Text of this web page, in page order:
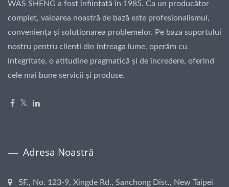
WAS SHENG a fost înființată în 1985. Ca un producător
complet, valoarea noastră de bază este profesionalismul,
conveniența și soluționarea problemelor. Pe baza suportului
nostru pentru clienți din întreaga lume, operăm cu
integritate, o atitudine pragmatică și de încredere, oferind
cele mai bune servicii și produse.
Adresa Noastră
5F., No. 123-9, Xingde Rd., Sanchong Dist., New Taipei